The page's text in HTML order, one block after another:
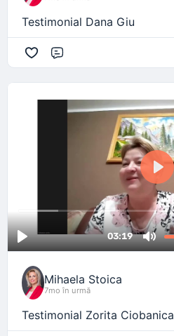
Testimonial Dana Giu
Mihaela Stoica
7mo în urmă
Testimonial Zorita Ciobanica